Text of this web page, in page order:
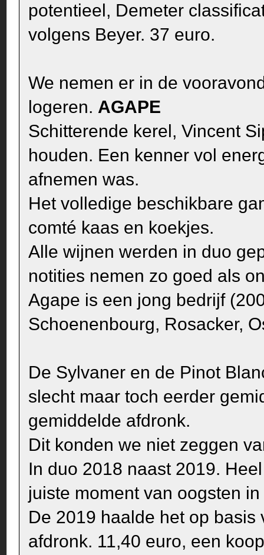
potentieel, Demeter
volgens Beyer. 37 euro.
We nemen er in de
logeren. AGAPE
Schitterende kerel, Vincent
houden. Een kenner vol
afnemen was.
Het volledige beschikbare
comté kaas en koekjes.
Alle wijnen werden in duo
notities nemen zo goed als
Agape is een jong bedrijf
Schoenenbourg, Rosacker,
De Sylvaner en de Pinot
slecht maar toch eerder
gemiddelde afdronk.
Dit konden we niet zeggen
In duo 2018 naast 2019.
juiste moment van oogsten
De 2019 haalde het op
afdronk. 11,40 euro, een